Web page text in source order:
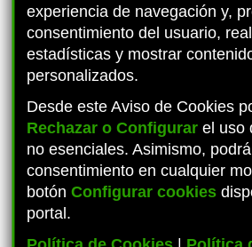
experiencia de navegación y,
consentimiento del usuario,
estadísticas y mostrar
personalizados.
Desde este Aviso de Cookies
Rechazar o Configurar el uso
no esenciales. Asimismo,
consentimiento en cualquier
botónConfigurar cookies
portal.